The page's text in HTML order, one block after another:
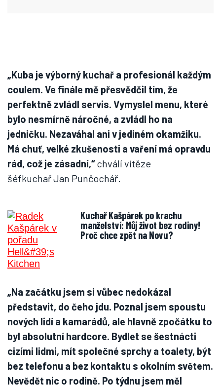
„Kuba je výborný kuchař a profesionál každým
coulem. Ve finále mě přesvědčil tím, že
perfektně zvládl servis. Vymyslel menu, které
bylo nesmírně náročné, a zvládl ho na
jedničku. Nezaváhal ani v jediném okamžiku.
Má chuť, velké zkušenosti a vaření má opravdu
rád, což je zásadní,“chválí vítěze
šéfkuchař Jan Punčochář.
Kuchař Kašpárek po krachu
manželství: Můj život bez rodiny!
Proč chce zpět na Novu?
„Na začátku jsem si vůbec nedokázal
představit, do čeho jdu. Poznal jsem spoustu
nových lidí a kamarádů, ale hlavně zpočátku to
byl absolutní hardcore. Bydlet se šestnácti
cizími lidmi, mít společné sprchy a toalety, být
bez telefonu a bez kontaktu s okolním světem.
Nevědět nic o rodině. Po týdnu jsem měl